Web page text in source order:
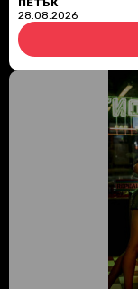
ПЕТЪК
28.08.2026